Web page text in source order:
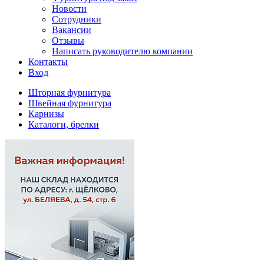
Новости
Сотрудники
Вакансии
Отзывы
Написать руководителю компании
Контакты
Вход
Шторная фурнитура
Швейная фурнитура
Карнизы
Каталоги, брелки